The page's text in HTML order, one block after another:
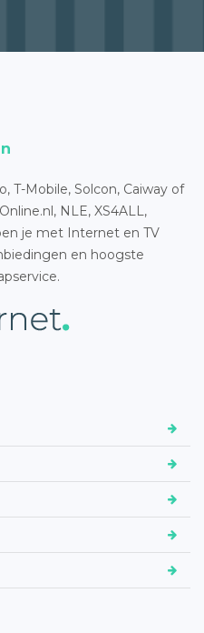
T-Mobile, Solcon, Caiway of
NLE, XS4ALL,
je met Internet en TV
en hoogste